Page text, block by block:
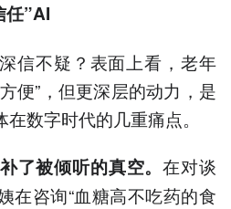
任”AI
信不疑？表面上看，老年
便”，但更深层的动力，是
数字时代的几重痛点。
了被倾听的真空。在对谈
在咨询“血糖高不吃药的食